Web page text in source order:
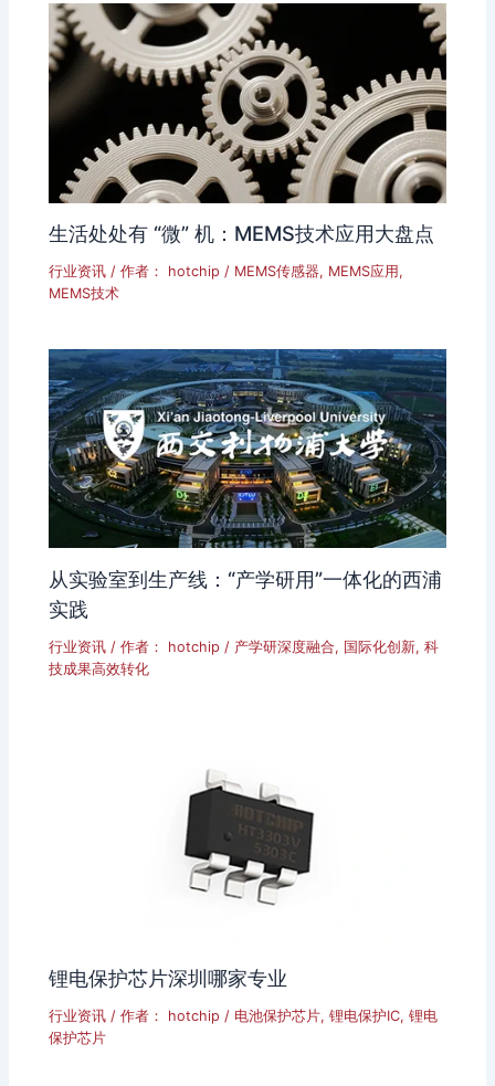
生活处处有 “微” 机：MEMS技术应用大盘点
行业资讯 / 作者： hotchip/ MEMS传感器, MEMS应用 ,
MEMS技术
从实验室到生产线：“产学研用”一体化的西浦
实践
行业资讯 / 作者： hotchip / 产学研深度融合, 国际化创新,科
技成果高效转化
锂电保护芯片深圳哪家专业
行业资讯 / 作者： hotchip / 电池保护芯片,锂电保护IC,锂电
保护芯片